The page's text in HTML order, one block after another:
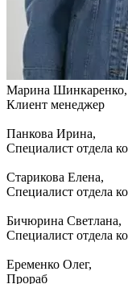
Марина Шинкаренко,
Клиент менеджер
Панкова Ирина,
Специалист отдела
Старикова Елена,
Специалист отдела
Бичюрина Светлана,
Специалист отдела
Еременко Олег,
Прораб